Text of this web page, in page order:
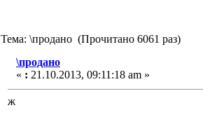
Тема: \продано (Прочитано 6061 раз)
\продано
« : 21.10.2013, 09:11:18 am »
ж